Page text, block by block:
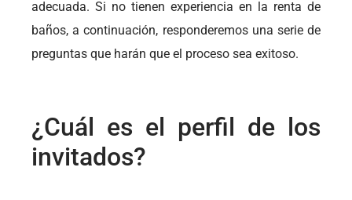
adecuada. Si no tienen experiencia en la renta de
baños, a continuación, responderemos una serie de
preguntas que harán que el proceso sea exitoso.
¿Cuál es el perfil de los
invitados?